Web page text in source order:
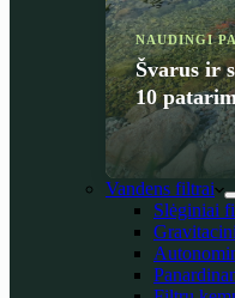
NAUDINGI
Švarus ir
10
Vandens filtrai
Slėginiai